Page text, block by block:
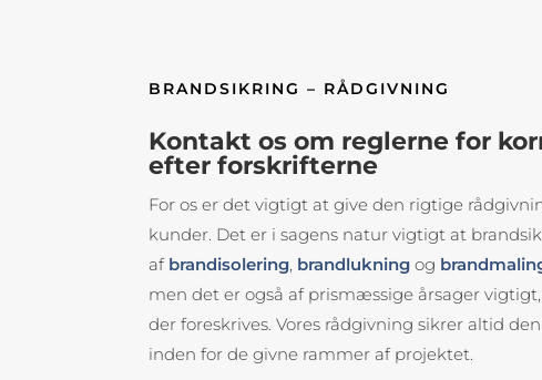
BRANDSIKRING – RÅDGIVNING
Kontakt os om reglerne for
efter forskrifterne
For os er det vigtigt at give den rigtige
kunder. Det er i sagens natur vigtigt at
af brandisolering brandlukning og
men det er også af prismæssige årsager
der foreskrives. Vores rådgivning sikrer altid
inden for de givne rammer af projektet.